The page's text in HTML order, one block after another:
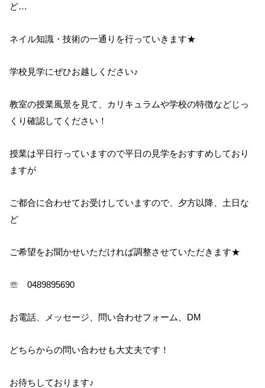
ど…
ネイル知識・技術の一通りを行っていきます★
学校見学にぜひお越しください♪
教室の授業風景を見て、カリキュラムや学校の特徴などじっ
くり確認してください！
授業は平日行っていますので平日の見学をおすすめしており
ますが
ご都合に合わせてお受けしていますので、夕方以降、土日な
ど
ご希望をお聞かせいただければ調整させていただきます★
☏ 0489895690
お電話、メッセージ、問い合わせフォーム、DM
どちらからの問い合わせも大丈夫です！
お待ちしております♪